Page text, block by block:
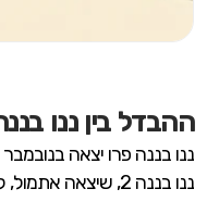
ההבדל בין ננו בננה פרו
ננו בננה פרו יצאה בנובמבר 2025 והייתה המודל הכי חזק של גוגל באותה תקופה – איכות גבוהה, פרטים מדויקים ורזולוציה עד 4K.
ננו בננה 2, שיצאה אתמול, לוקחת את רוב היכולות האלה אבל עושה אותן מהירות וזולות יותר.